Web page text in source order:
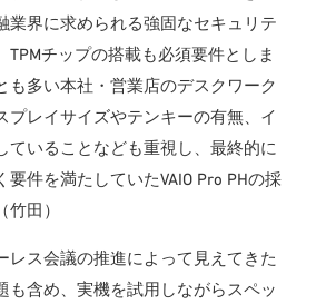
業界に求められる強固なセキュリテ
TPMチップの搭載も必須要件としま
も多い本社・営業店のデスクワーク
プレイサイズやテンキーの有無、イ
ていることなども重視し、最終的に
要件を満たしていたVAIO Pro PHの採
田）
レス会議の推進によって見えてきた
も含め、実機を試用しながらスペッ